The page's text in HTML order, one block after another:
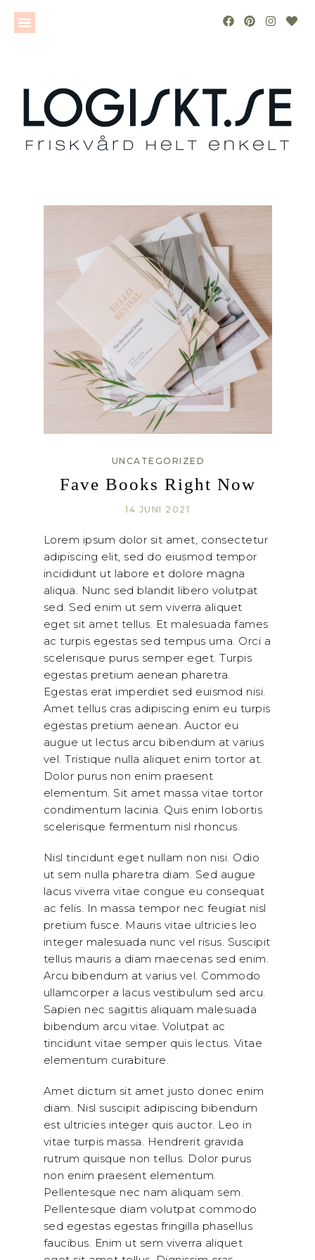
UNCATEGORIZED
Fave Books Right Now
14 JUNI 2021
Lorem ipsum dolor sit amet, consectetur
adipiscing elit, sed do eiusmod tempor
incididunt ut labore et dolore magna
aliqua. Nunc sed blandit libero volutpat
sed. Sed enim ut sem viverra aliquet
eget sit amet tellus. Et malesuada fames
ac turpis egestas sed tempus urna. Orci a
scelerisque purus semper eget. Turpis
egestas pretium aenean pharetra.
Egestas erat imperdiet sed euismod nisi.
Amet tellus cras adipiscing enim eu turpis
egestas pretium aenean. Auctor eu
augue ut lectus arcu bibendum at varius
vel. Tristique nulla aliquet enim tortor at.
Dolor purus non enim praesent
elementum. Sit amet massa vitae tortor
condimentum lacinia. Quis enim lobortis
scelerisque fermentum nisl rhoncus.
Nisl tincidunt eget nullam non nisi. Odio
ut sem nulla pharetra diam. Sed augue
lacus viverra vitae congue eu consequat
ac felis. In massa tempor nec feugiat nisl
pretium fusce. Mauris vitae ultricies leo
integer malesuada nunc vel risus. Suscipit
tellus mauris a diam maecenas sed enim.
Arcu bibendum at varius vel. Commodo
ullamcorper a lacus vestibulum sed arcu.
Sapien nec sagittis aliquam malesuada
bibendum arcu vitae. Volutpat ac
tincidunt vitae semper quis lectus. Vitae
elementum curabiture.
Amet dictum sit amet justo donec enim
diam. Nisl suscipit adipiscing bibendum
est ultricies integer quis auctor. Leo in
vitae turpis massa. Hendrerit gravida
rutrum quisque non tellus. Dolor purus
non enim praesent elementum.
Pellentesque nec nam aliquam sem.
Pellentesque diam volutpat commodo
sed egestas egestas fringilla phasellus
faucibus. Enim ut sem viverra aliquet